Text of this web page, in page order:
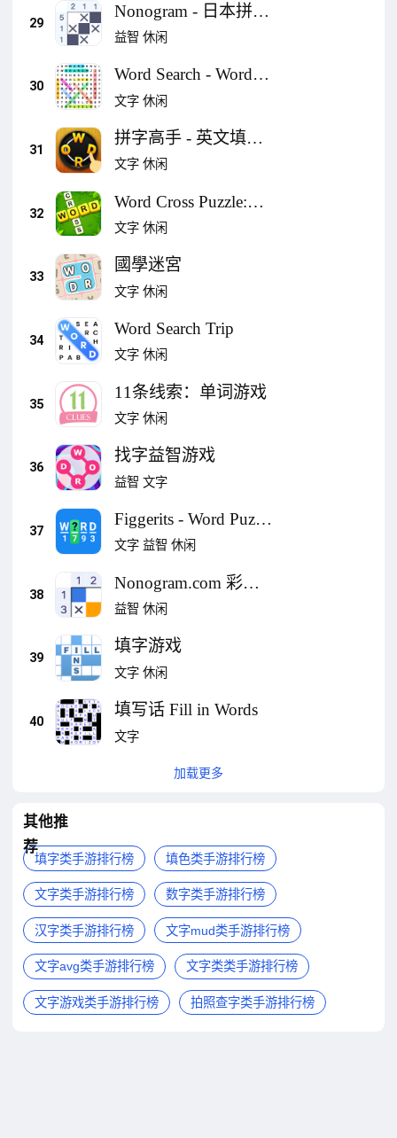
29
Nonogram - 日本拼
图，数织游戏
益智 休闲
30
Word Search - Word
Puzzle Game
文字 休闲
31
拼字高手 - 英文填字
游戏
文字 休闲
32
Word Cross Puzzle:
Word Games
文字 休闲
33
國學迷宮
文字 休闲
34
Word Search Trip
文字 休闲
35
11条线索：单词游戏
文字 休闲
36
找字益智游戏
益智 文字
37
Figgerits - Word Puzzle
Game
文字 益智 休闲
38
Nonogram.com 彩色
图片十字像素拼图
益智 休闲
39
填字游戏
文字 休闲
40
填写话 Fill in Words
文字
加载更多
其他推
荐
填字类手游排行榜 填色类手游排行榜
文字类手游排行榜 数字类手游排行榜
汉字类手游排行榜 文字mud类手游排行榜
文字avg类手游排行榜 文字类类手游排行榜
文字游戏类手游排行榜 拍照查字类手游排行榜